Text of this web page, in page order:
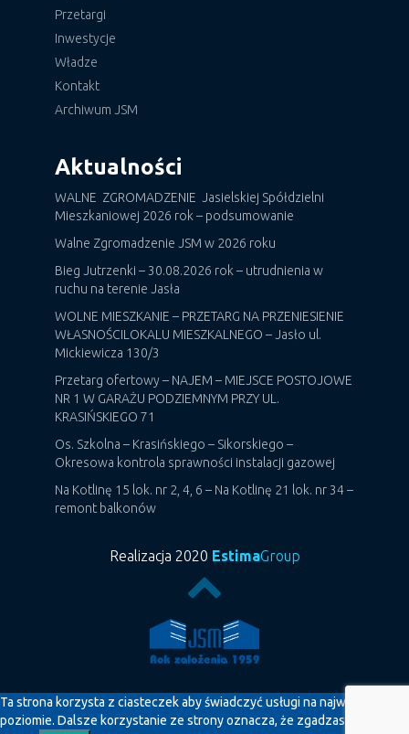
Przetargi
Inwestycje
Władze
Kontakt
Archiwum JSM
Aktualności
WALNE ZGROMADZENIE Jasielskiej Spółdzielni
Mieszkaniowej 2026 rok – podsumowanie
Walne Zgromadzenie JSM w 2026 roku
Bieg Jutrzenki – 30.08.2026 rok – utrudnienia w
ruchu na terenie Jasła
WOLNE MIESZKANIE – PRZETARG NA PRZENIESIENIE
WŁASNOŚCILOKALU MIESZKALNEGO – Jasło ul.
Mickiewicza 130/3
Przetarg ofertowy – NAJEM – MIEJSCE POSTOJOWE
NR 1 W GARAŻU PODZIEMNYM PRZY UL.
KRASIŃSKIEGO 71
Os. Szkolna – Krasińskiego – Sikorskiego –
Okresowa kontrola sprawności instalacji gazowej
Na Kotlinę 15 lok. nr 2, 4, 6 – Na Kotlinę 21 lok. nr 34 –
remont balkonów
Realizacja 2020 EstimaGroup
Ta strona korzysta z ciasteczek aby świadczyć usługi na najwyższym
poziomie. Dalsze korzystanie ze strony oznacza, że zgadzasz się na ich